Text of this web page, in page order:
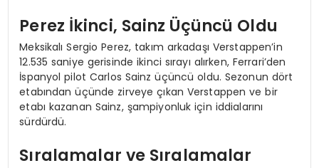
Perez İkinci, Sainz Üçüncü Oldu
Meksikalı Sergio Perez, takım arkadaşı Verstappen’in
12.535 saniye gerisinde ikinci sırayı alırken, Ferrari’den
İspanyol pilot Carlos Sainz üçüncü oldu. Sezonun dört
etabından üçünde zirveye çıkan Verstappen ve bir
etabı kazanan Sainz, şampiyonluk için iddialarını
sürdürdü.
Sıralamalar ve Sıralamalar